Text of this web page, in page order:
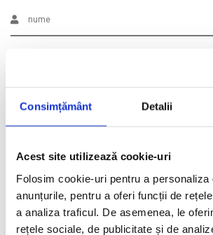
Consimțământ Detalii
Acest site utilizează cookie-uri
Folosim cookie-uri pentru a personaliza
anunțurile, pentru a oferi funcții de
a analiza traficul. De asemenea, le
rețele sociale, de publicitate și de